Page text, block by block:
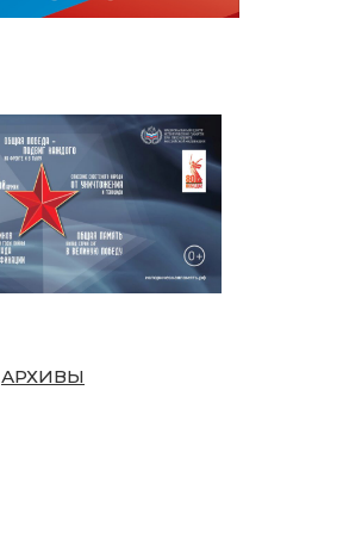
АРХИВЫ